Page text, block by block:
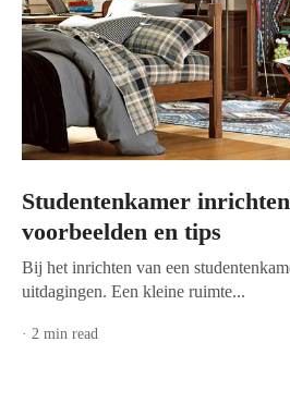
Studentenkamer
voorbeelden en tips
Bij het inrichten van een
uitdagingen. Een kleine ruimte...
· 2 min read